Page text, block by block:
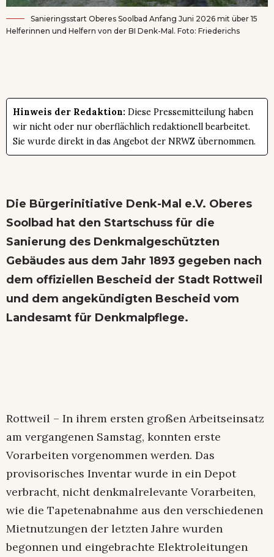
Sanieringsstart Oberes Soolbad Anfang Juni 2026 mit über 15
Helferinnen und Helfern von der BI Denk-Mal. Foto: Friederichs
Hinweis der Redaktion: Diese Pressemitteilung haben
wir nicht oder nur oberflächlich redaktionell bearbeitet.
Sie wurde direkt in das Angebot der NRWZ übernommen.
Die Bürgerinitiative Denk-Mal e.V. Oberes
Soolbad hat den Startschuss für die
Sanierung des Denkmalgeschützten
Gebäudes aus dem Jahr 1893 gegeben nach
dem offiziellen Bescheid der Stadt Rottweil
und dem angekündigten Bescheid vom
Landesamt für Denkmalpflege.
Rottweil – In ihrem ersten großen Arbeitseinsatz
am vergangenen Samstag, konnten erste
Vorarbeiten vorgenommen werden. Das
provisorisches Inventar wurde in ein Depot
verbracht, nicht denkmalrelevante Vorarbeiten,
wie die Tapetenabnahme aus den verschiedenen
Mietnutzungen der letzten Jahre wurden
begonnen und eingebrachte Elektroleitungen